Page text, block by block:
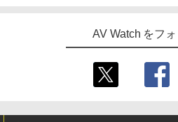
AV Watch をフ